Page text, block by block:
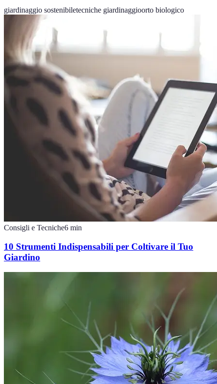
giardinaggio sostenibiletecniche giardinaggioorto biologico
Consigli e Tecniche6 min
10 Strumenti Indispensabili per Coltivare il Tuo
Giardino